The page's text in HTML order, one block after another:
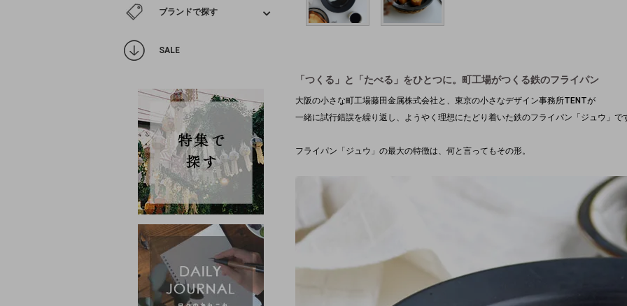
「つくる」と「たべる」をひとつに。町工場がつくる鉄のフライパン
大阪の小さな町工場藤田金属株式会社と、東京の小さなデザイン事務所TENTが
一緒に試行錯誤を繰り返し、ようやく理想にたどり着いた鉄のフライパン「ジュウ」で
フライパン「ジュウ」の最大の特徴は、何と言ってもその形。
ブランドで探す
SALE